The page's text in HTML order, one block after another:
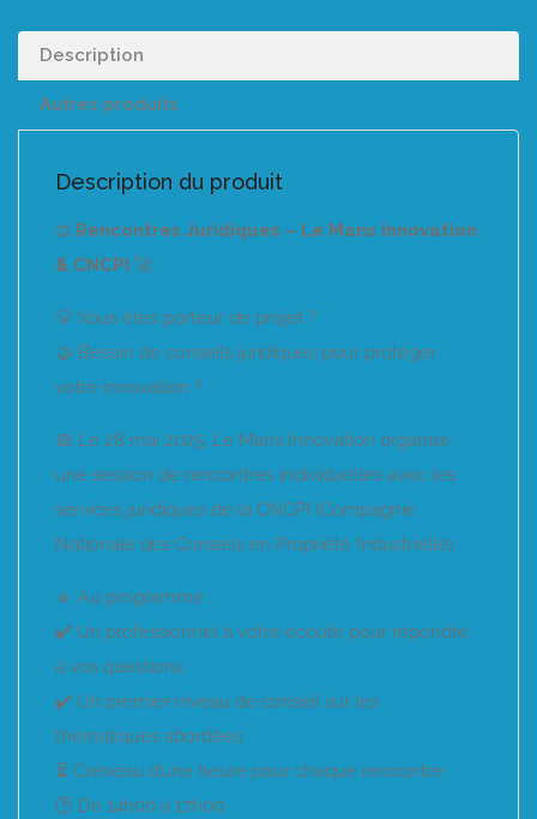
Description
Autres produits
Description du produit
⚖️ Rencontres Juridiques – Le Mans Innovation
& CNCPI 🚀
💡 Vous êtes porteur de projet ?
🤝 Besoin de conseils juridiques pour protéger
votre innovation ?
📅 Le 28 mai 2025, Le Mans Innovation organise
une session de rencontres individuelles avec les
services juridiques de la CNCPI (Compagnie
Nationale des Conseils en Propriété Industrielle).
🔹 Au programme :
✔️ Un professionnel à votre écoute pour répondre
à vos questions
✔️ Un premier niveau de conseil sur les
thématiques abordées
⏳ Créneau d’une heure pour chaque rencontre
🕑 De 14h00 à 17h00